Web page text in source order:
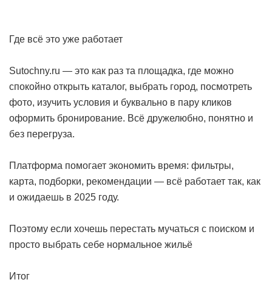
Где всё это уже работает
Sutochny.ru — это как раз та площадка, где можно
спокойно открыть каталог, выбрать город, посмотреть
фото, изучить условия и буквально в пару кликов
оформить бронирование. Всё дружелюбно, понятно и
без перегруза.
Платформа помогает экономить время: фильтры,
карта, подборки, рекомендации — всё работает так, как
и ожидаешь в 2025 году.
Поэтому если хочешь перестать мучаться с поиском и
просто выбрать себе нормальное жильё
Итог